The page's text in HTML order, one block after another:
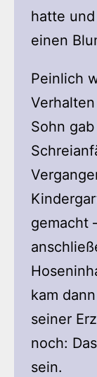
hatte
einen
Peinlich
Sohn
gemacht
kam
seiner
noch:
sein.